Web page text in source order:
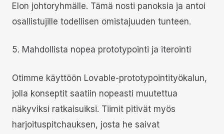
Elon johtoryhmälle. Tämä nosti panoksia ja antoi
osallistujille todellisen omistajuuden tunteen.
5. Mahdollista nopea prototypointi ja iterointi
Otimme käyttöön Lovable-prototypointityökalun,
jolla konseptit saatiin nopeasti muutettua
näkyviksi ratkaisuiksi. Tiimit pitivät myös
harjoituspitchauksen, josta he saivat